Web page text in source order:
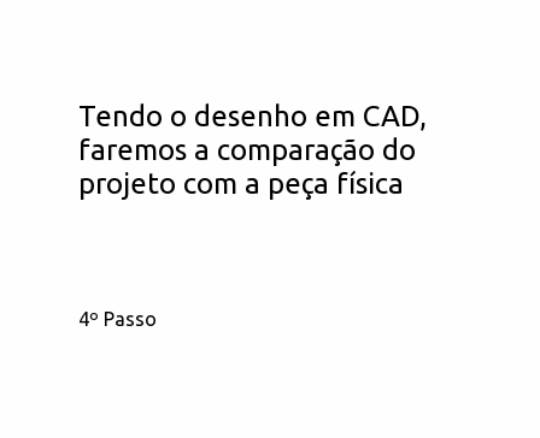
Tendo o desenho em CAD,
faremos a comparação do
projeto com a peça física
4º Passo